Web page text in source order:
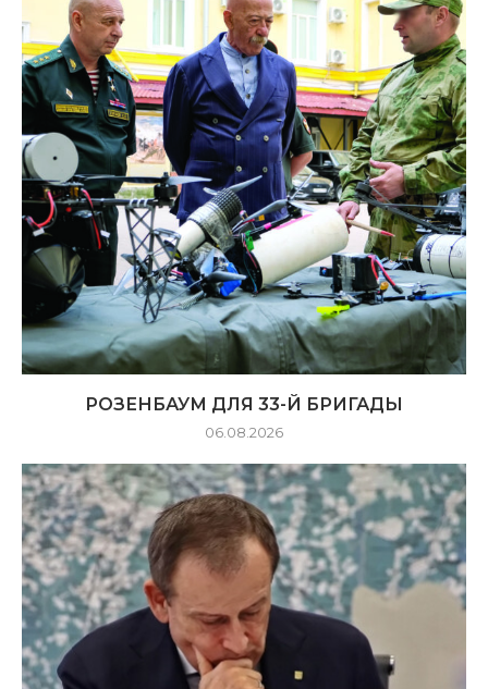
РОЗЕНБАУМ ДЛЯ 33-Й БРИГАДЫ
06.08.2026